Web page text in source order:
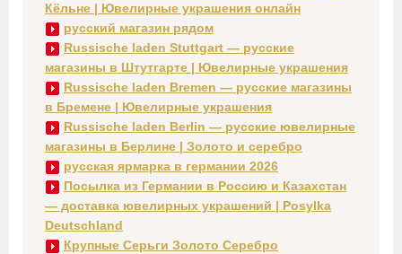
Кёльне | Ювелирные украшения онлайн
русский магазин рядом
Russische laden Stuttgart — русские
магазины в Штутгарте | Ювелирные украшения
Russische laden Bremen — русские магазины
в Бремене | Ювелирные украшения
Russische laden Berlin — русские ювелирные
магазины в Берлине | Золото и серебро
русская ярмарка в германии 2026
Посылка из Германии в Россию и Казахстан
— доставка ювелирных украшений | Posylka
Deutschland
Крупные Серьги Золото Серебро